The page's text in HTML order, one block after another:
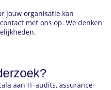
jouw organisatie kan
met ons op. We denken
aan IT-audits, assurance-